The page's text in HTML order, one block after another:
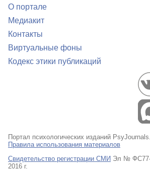
О портале
Медиакит
Контакты
Виртуальные фоны
Кодекс этики публикаций
Портал психологических изданий
Правила использования материалов
Свидетельство регистрации СМИ Эл № ФС77-
2016 г.